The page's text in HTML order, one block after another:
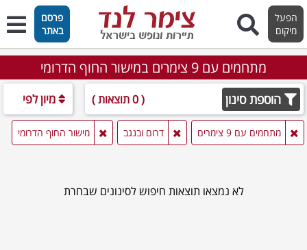
הפעל
מיקום
פרסם
באתר
מתחמים עם 9 צימרים במישור החוף הדרומי
הוספת סינון ( 0 תוצאות ) מיון לפי
מתחמים עם 9 צימרים דרום ובנגב מישור החוף הדרומי
לא נמצאו תוצאות חיפוש לסינונים שבחרת